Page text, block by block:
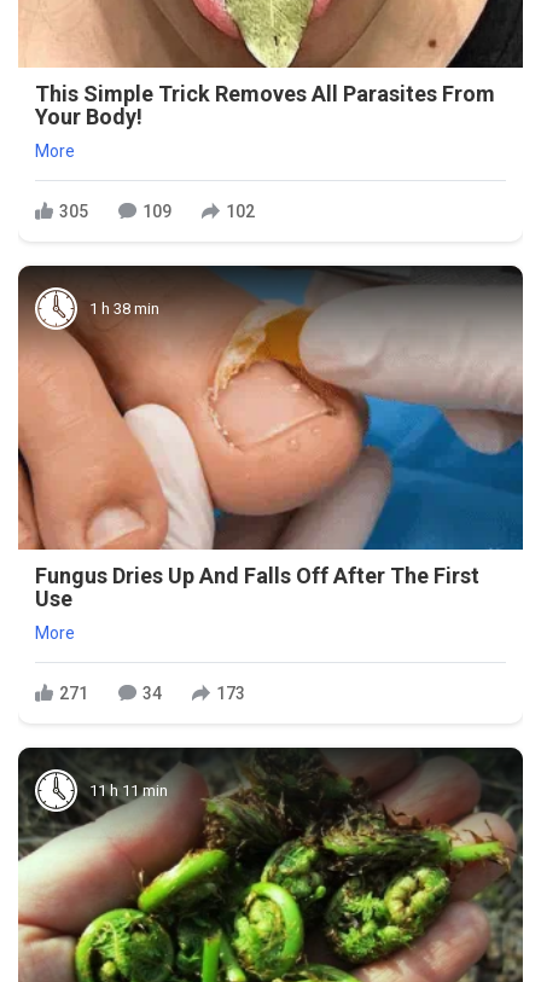
This Simple Trick Removes All Parasites From
Your Body!
More
305 109 102
1 h 38 min
Fungus Dries Up And Falls Off After The First
Use
More
271 34 173
11 h 11 min